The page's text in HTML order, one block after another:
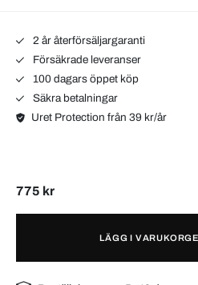
2 år återförsäljargaranti
Försäkrade leveranser
100 dagars öppet köp
Säkra betalningar
Uret Protection från 39 kr/år
775 kr
LÄGG I